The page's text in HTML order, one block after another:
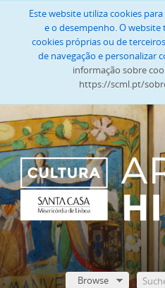
Este website utiliza cookies
e o desempenho. O
cookies próprias ou de
de navegação e personalizar
informação sobre
https://scml.pt/
Browse